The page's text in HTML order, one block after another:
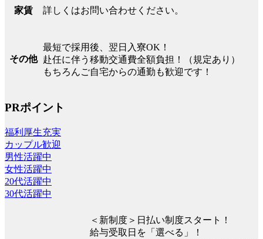
家賃 詳しくはお問い合わせください。
その他
最短で採用後、翌日入寮OK！
赴任に伴う移動交通費全額負担！（規定あり）
もちろんご自宅からの通勤も歓迎です！
PRポイント
福利厚生充実
カップル歓迎
男性活躍中
女性活躍中
20代活躍中
30代活躍中
＜新制度＞日払い制度スタート！
給与受取日を「選べる」！